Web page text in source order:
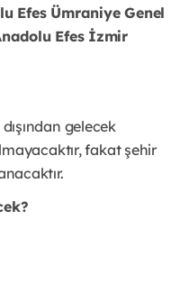
Efes Ümraniye Genel
Efes İzmir
gelecek
fakat şehir